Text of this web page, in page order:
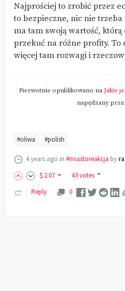
Najprościej to zrobić przez
to bezpieczne, nic nie trzeba
ma tam swoją wartość,
przekuć na różne profity. To
więcej tam rozwagi i
Pierwotnie opublikowano naJakie
napędzany
#oliwa #polish
4 years ago in #miastoreakcja by
$ 2.07
43 votes
Reply
0